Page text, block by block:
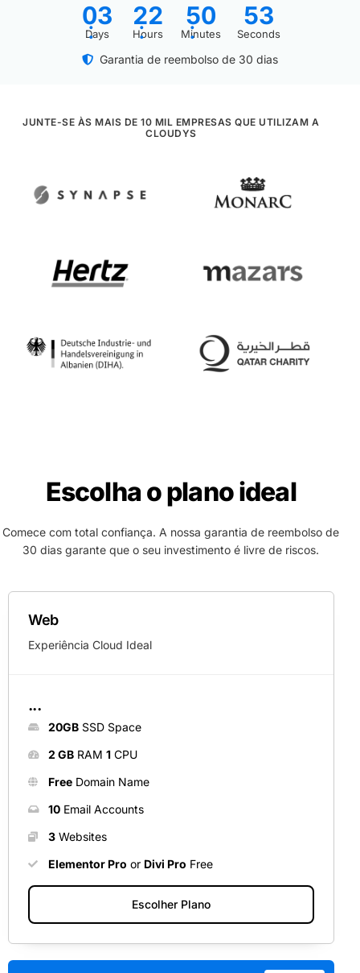
03
Days
: 22
Hours
: 50
Minutes
: 52
Seconds
Garantia de reembolso de 30 dias
JUNTE-SE ÀS MAIS DE 10 MIL EMPRESAS QUE UTILIZAM A
CLOUDYS
Escolha o plano ideal
Comece com total confiança. A nossa garantia de reembolso de
30 dias garante que o seu investimento é livre de riscos.
Web
Experiência Cloud Ideal
...
20GB SSD Space
2 GB RAM 1 CPU
Free Domain Name
10 Email Accounts
3 Websites
Elementor Pro or Divi Pro Free
Escolher Plano